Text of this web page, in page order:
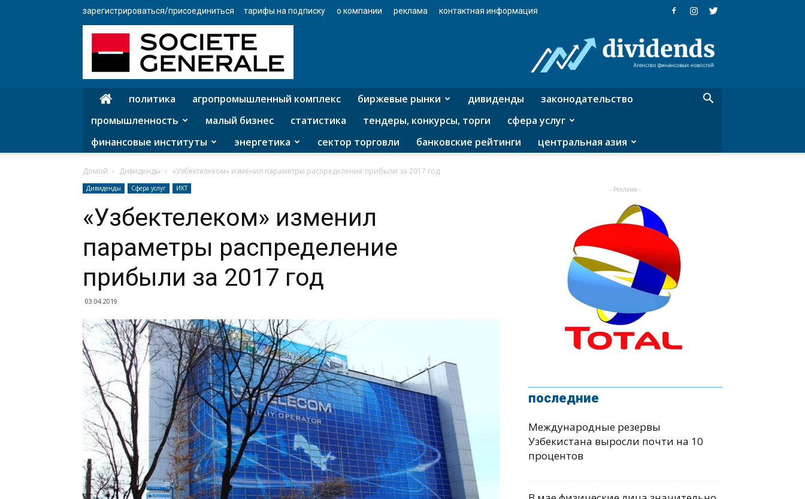
зарегистрироваться/присоединиться тарифы на подписку о компании реклама контактная информация
агентство
финансовых
политика агропромышленный комплекс биржевые рынки дивиденды
законодательство
промышленность
малый бизнес статистика тендеры, конкурсы, торги
сфера услуг
финансовые институты
энергетика сектор торговли банковские рейтинги центральная азия
Домой Дивиденды «Узбектелеком» изменил параметры распределение прибыли за 2017 год
Дивиденды Сфера услуг ИКТ
«Узбектелеком» изменил
параметры распределение
прибыли за 2017 год
03.04.2019
- Реклама -
последние
Международные резервы
Узбекистана выросли почти на 10
процентов